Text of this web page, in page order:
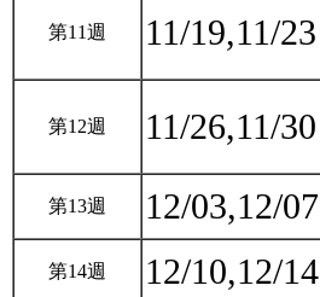
第11週 11/19,11/23
第12週 11/26,11/30
第13週 12/03,12/07
第14週 12/10,12/14